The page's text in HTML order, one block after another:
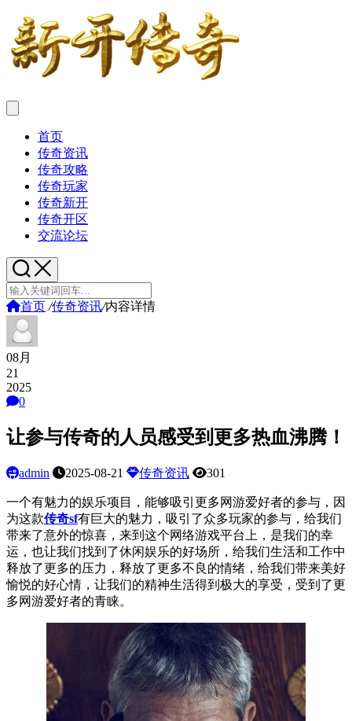
首页
传奇资讯
传奇攻略
传奇玩家
传奇新开
传奇开区
交流论坛
首页 /传奇资讯/内容详情
08月
21
2025
0
让参与传奇的人员感受到更多热血沸腾！
admin 2025-08-21 传奇资讯 301
一个有魅力的娱乐项目，能够吸引更多网游爱好者的参与，因
为这款传奇sf有巨大的魅力，吸引了众多玩家的参与，给我们
带来了意外的惊喜，来到这个网络游戏平台上，是我们的幸
运，也让我们找到了休闲娱乐的好场所，给我们生活和工作中
释放了更多的压力，释放了更多不良的情绪，给我们带来美好
愉悦的好心情，让我们的精神生活得到极大的享受，受到了更
多网游爱好者的青睐。